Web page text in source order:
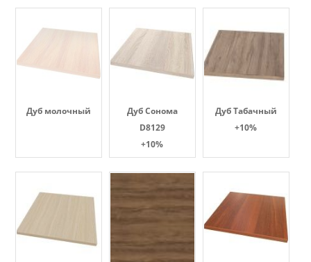
Дуб молочный
Дуб Сонома
D8129
+10%
Дуб Табачный
+10%